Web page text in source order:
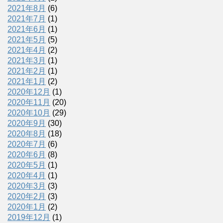
2021年8月 (6)
2021年7月 (1)
2021年6月 (1)
2021年5月 (5)
2021年4月 (2)
2021年3月 (1)
2021年2月 (1)
2021年1月 (2)
2020年12月 (1)
2020年11月 (20)
2020年10月 (29)
2020年9月 (30)
2020年8月 (18)
2020年7月 (6)
2020年6月 (8)
2020年5月 (1)
2020年4月 (1)
2020年3月 (3)
2020年2月 (3)
2020年1月 (2)
2019年12月 (1)